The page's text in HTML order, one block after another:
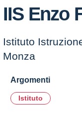
IIS Enzo
Istituto
Monza
Argomenti
Istituto